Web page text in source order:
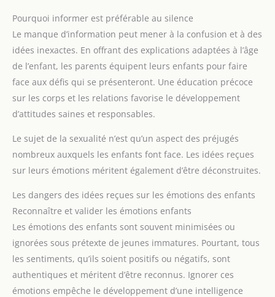
Pourquoi informer est préférable au silence
Le manque d’information peut mener à la confusion et à des
idées inexactes. En offrant des explications adaptées à l’âge
de l’enfant, les parents équipent leurs enfants pour faire
face aux défis qui se présenteront. Une éducation précoce
sur les corps et les relations favorise le développement
d’attitudes saines et responsables.
Le sujet de la sexualité n’est qu’un aspect des préjugés
nombreux auxquels les enfants font face. Les idées reçues
sur leurs émotions méritent également d’être déconstruites.
Les dangers des idées reçues sur les émotions des enfants
Reconnaître et valider les émotions enfants
Les émotions des enfants sont souvent minimisées ou
ignorées sous prétexte de jeunes immatures. Pourtant, tous
les sentiments, qu’ils soient positifs ou négatifs, sont
authentiques et méritent d’être reconnus. Ignorer ces
émotions empêche le développement d’une intelligence